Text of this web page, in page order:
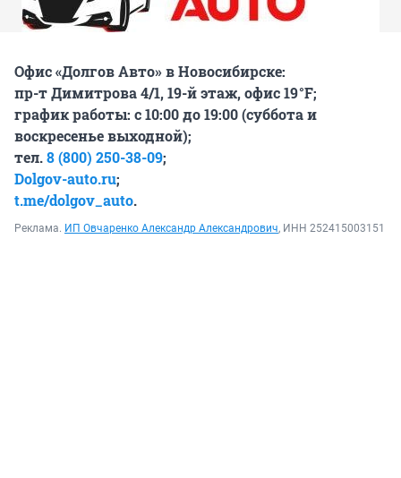
Офис «Долгов Авто» в Новосибирске:
пр-т Димитрова 4/1, 19-й этаж, офис 19 °F;
график работы: с 10:00 до 19:00 (суббота и
воскресенье выходной);
тел.8 (800) 250-38-09;
Dolgov-auto.ru;
t.me/dolgov_auto.
Реклама. ИП Овчаренко Александр Александрович, ИНН 252415003151